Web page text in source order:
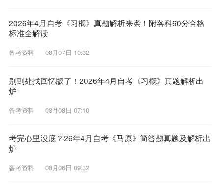
2026年4月自考《习概》真题解析来袭！附各科60分合格
标准全解读
备考资料 08月07日 10:32
别到处找回忆版了！2026年4月自考《习概》真题解析出
炉
备考资料 08月08日 07:10
考完心里没底？26年4月自考《马原》简答题真题及解析出
炉
备考资料 08月06日 09:32